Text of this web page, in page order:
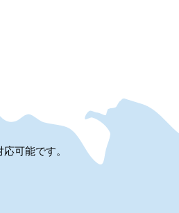
可能です。